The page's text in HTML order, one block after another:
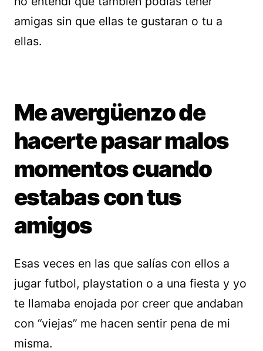
amigas sin que ellas te gustaran o tu a
ellas.
Me avergüenzo de
hacerte pasar malos
momentos cuando
estabas con tus
amigos
Esas veces en las que salías con ellos a
jugar futbol, playstation o a una fiesta y yo
te llamaba enojada por creer que andaban
con “viejas” me hacen sentir pena de mi
misma.